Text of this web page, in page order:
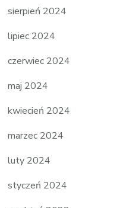
sierpień 2024
lipiec 2024
czerwiec 2024
maj 2024
kwiecień 2024
marzec 2024
luty 2024
styczeń 2024